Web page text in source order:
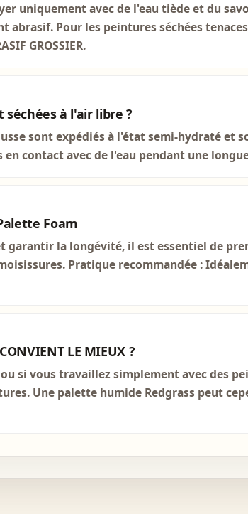
uniquement avec de l'eau tiède et du
Pour les peintures séchées
GROSSIER.
à l'air libre ?
sont expédiés à l'état semi-hydraté et
contact avec de l'eau pendant une
Foam
garantir la longévité, il est essentiel de
Pratique recommandée :
LE MIEUX ?
si vous travaillez simplement avec des
Une palette humide Redgrass peut